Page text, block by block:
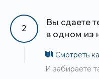
2
Вы сдаете
в одном из
Смотреть
И забираете